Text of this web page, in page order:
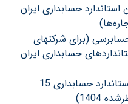
حسابداری ایران
(برای شرکتهای
حسابداری ایران
مصون‌سازی چیست؟ (موضوع استاندارد حسابداری 15